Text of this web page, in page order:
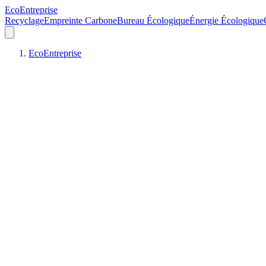
EcoEntreprise
RecyclageEmpreinte CarboneBureau ÉcologiqueÉnergie Écologique
EcoEntreprise